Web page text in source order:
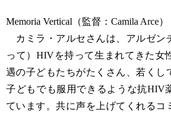
Memoria Vertical（監督：Camila Arce）
カミラ・アルセさんは、アルゼン
って）HIVを持って生まれてきた女
遇の子どもたちがたくさん、若くし
子どもでも服用できるような抗HIV
ています。共に声を上げてくれるコ